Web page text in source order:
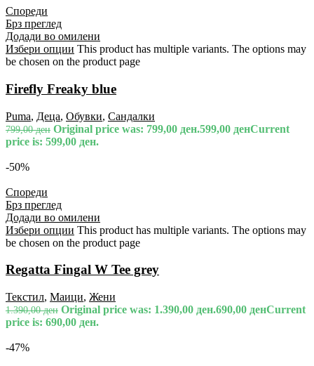
Спореди
Брз преглед
Додади во омилени
Избери опции This product has multiple variants. The options may
be chosen on the product page
Firefly Freaky blue
Puma, Деца, Обувки, Сандалки
799,00ден Original price was: 799,00 ден.599,00 денCurrent
price is: 599,00 ден.
-50%
Спореди
Брз преглед
Додади во омилени
Избери опции This product has multiple variants. The options may
be chosen on the product page
Regatta Fingal W Tee grey
Текстил, Маици, Жени
1.390,00ден Original price was: 1.390,00 ден.690,00 денCurrent
price is: 690,00 ден.
-47%